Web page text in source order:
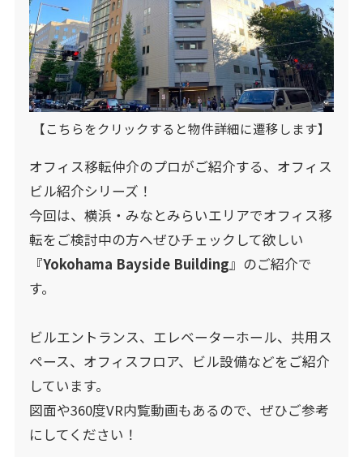
個人情報の取り扱いについて 運営会社
【こちらをクリックすると物件詳細に遷移します】
オフィス移転仲介のプロがご紹介する、オフィス
ビル紹介シリーズ！
今回は、横浜・みなとみらいエリアでオフィス移
転をご検討中の方へぜひチェックして欲しい
『Yokohama Bayside Building』のご紹介で
す。
ビルエントランス、エレベーターホール、共用ス
ペース、オフィスフロア、ビル設備などをご紹介
しています。
図面や360度VR内覧動画もあるので、ぜひご参考
にしてください！